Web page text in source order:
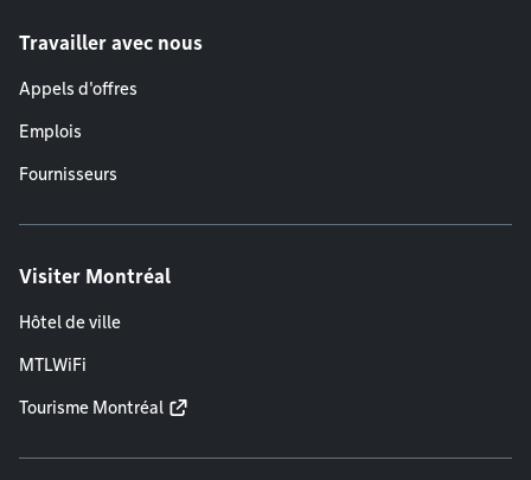
Travailler avec nous
Appels d'offres
Emplois
Fournisseurs
Visiter Montréal
Hôtel de ville
MTLWiFi
Tourisme Montréal